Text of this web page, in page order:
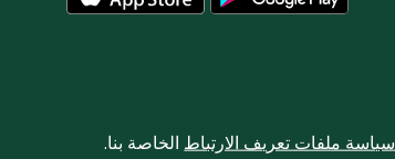
سياسة ملفات تعريف الارتباط الخاصة بنا.